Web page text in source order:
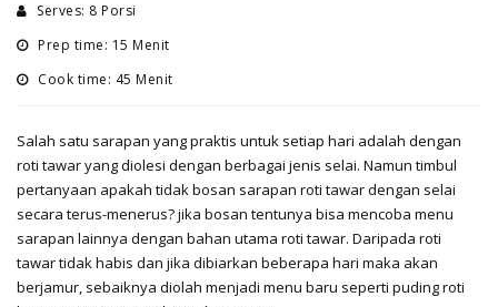
Serves: 8 Porsi
Prep time: 15 Menit
Cook time: 45 Menit
Salah satu sarapan yang praktis untuk setiap hari adalah dengan
roti tawar yang diolesi dengan berbagai jenis selai. Namun timbul
pertanyaan apakah tidak bosan sarapan roti tawar dengan selai
secara terus-menerus? jika bosan tentunya bisa mencoba menu
sarapan lainnya dengan bahan utama roti tawar. Daripada roti
tawar tidak habis dan jika dibiarkan beberapa hari maka akan
berjamur, sebaiknya diolah menjadi menu baru seperti puding roti